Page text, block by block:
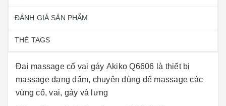
ĐÁNH GIÁ SẢN PHẨM
THẺ TAGS
Đai massage cổ vai gáy Akiko Q6606 là thiết bị
massage dạng đấm, chuyên dùng để massage các
vùng cổ, vai, gáy và lưng